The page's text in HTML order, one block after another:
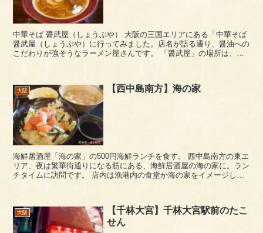
中華そば 醤武屋（しょうぶや） 大阪の三国エリアにある「中華そば
醤武屋（しょうぶや）に行ってみました。店名が語る通り、醤油への
こだわりが強そうなラーメン屋さんです。 「醤武屋」の場所は、三
大阪 【西中島南方】海の家
海鮮居酒屋「海の家」の500円海鮮ランチを食す。 西中島南方の東エ
リア、夜は繁華街通りになる筋にある、海鮮居酒屋の海の家に。ラン
チタイムに訪問です。 店内は漁港内の食堂か海の家をイメージした
大阪
【千林大宮】千林大宮駅前のたこ
せん